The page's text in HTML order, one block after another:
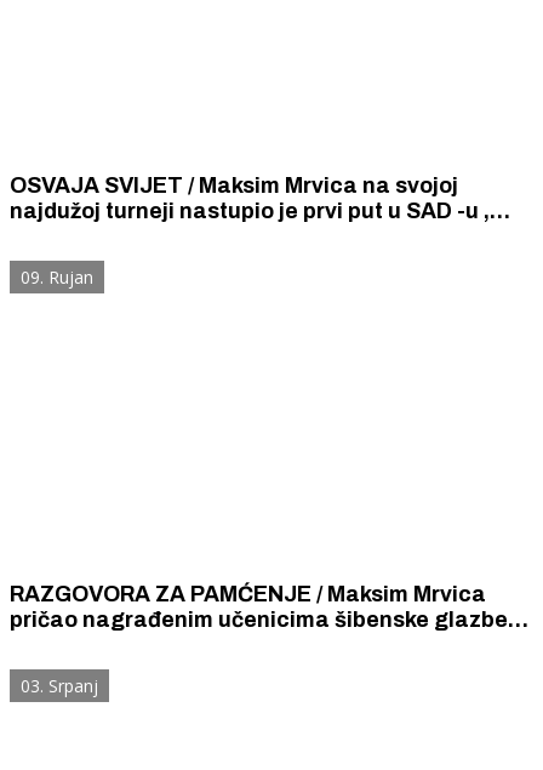
OSVAJA SVIJET / Maksim Mrvica na svojoj
najdužoj turneji nastupio je prvi put u SAD -u ,
09. Rujan
RAZGOVORA ZA PAMĆENJE / Maksim Mrvica
pričao nagrađenim učenicima šibenske glazbene
03. Srpanj